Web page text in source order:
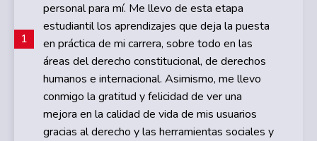
1
personal para mí. Me llevo de esta etapa
estudiantil los aprendizajes que deja la puesta
en práctica de mi carrera, sobre todo en las
áreas del derecho constitucional, de derechos
humanos e internacional. Asimismo, me llevo
conmigo la gratitud y felicidad de ver una
mejora en la calidad de vida de mis usuarios
gracias al derecho y las herramientas sociales y